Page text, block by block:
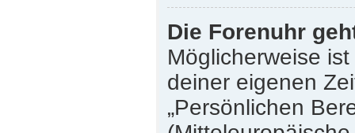
Die Forenuhr
Möglicherweise
deiner eigenen
„Persönlichen